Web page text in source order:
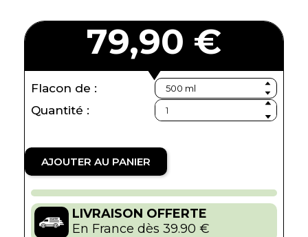
79,90 €
Flacon de :
Quantité :
AJOUTER AU PANIER
LIVRAISON OFFERTE
En France dès 39.90 €